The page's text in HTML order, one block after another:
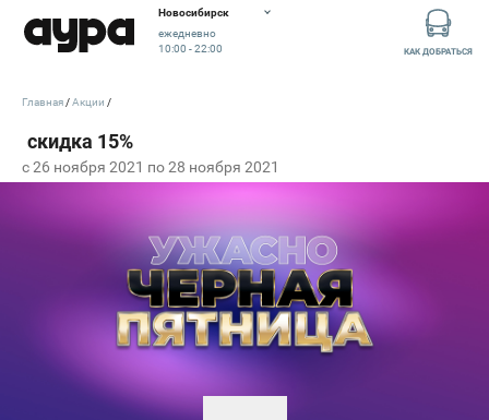
Новосибирск
ежедневно
10:00 - 22:00
КАК ДОБРАТЬСЯ
c 26 ноября 2021 по 28 ноября 2021
Главная Акции